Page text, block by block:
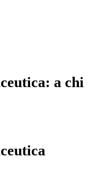
a chi